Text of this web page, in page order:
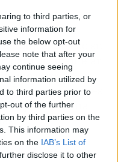
to third parties, or
information for
the below opt-out
note that after your
continue seeing
information utilized by
to third parties prior to
out of the further
by third parties on the
This information may
on the IAB’s List of
disclose it to other
del
el relato
No usó su
para desmantelar
que otros
en los márgenes
que eso tenía
activa